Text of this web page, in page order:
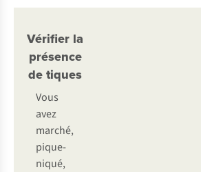
Vérifier la
présence
de tiques
Vous
avez
marché,
pique-
niqué,